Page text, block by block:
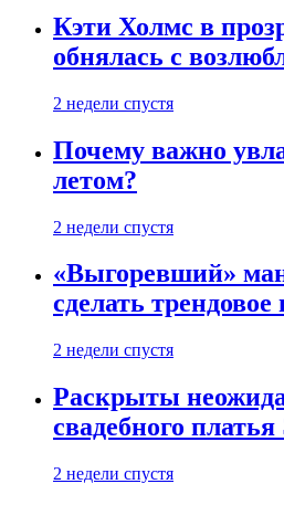
Кэти Холмс в
обнялась с
2 недели спустя
Почему важно
летом?
2 недели спустя
«Выгоревший»
сделать
2 недели спустя
Раскрыты
свадебного
2 недели спустя